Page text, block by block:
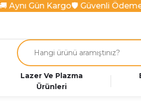
Aynı Gün Kargo🛡️ Güvenli Ödeme
Lazer Ve Plazma
Ürünleri